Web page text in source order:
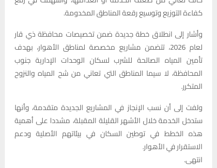
كفاءة التوزيع وتوسيع رقعة المناطق المخدومة.
وأشار إلى انطلاق خطة جديدة ضمن تخصيصات محافظة ذي قار
لعام 2026، تتضمن مشاريع مخصصة لمناطق الأهوار، بهدف
تأمين المياه الصالحة للشرب لسكان الوحدات الإدارية جنوب
المحافظة، لا سيما المناطق التي تعاني من شح المياه والنزوح
المتكرر.
ولفت إلى أن نسب الإنجاز في المشاريع الجديدة متقدمة، وأنها
ستدخل الخدمة خلال الأشهر القليلة المقبلة، مشددا على أهمية
هذه الخطط في توطين السكان في بيئاتهم الأصلية ودعم
الاستقرار في الأهوار.
انتهى.